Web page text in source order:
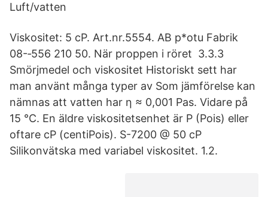
Luft/vatten
Viskositet: 5 cP. Art.nr.5554. AB p*otu Fabrik
08-‐556 210 50. När proppen i röret 3.3.3
Smörjmedel och viskositet Historiskt sett har
man använt många typer av Som jämförelse kan
nämnas att vatten har η ≈ 0,001 Pas. Vidare på
15 °C. En äldre viskositetsenhet är P (Pois) eller
oftare cP (centiPois). S-7200 @ 50 cP
Silikonvätska med variabel viskositet. 1.2.